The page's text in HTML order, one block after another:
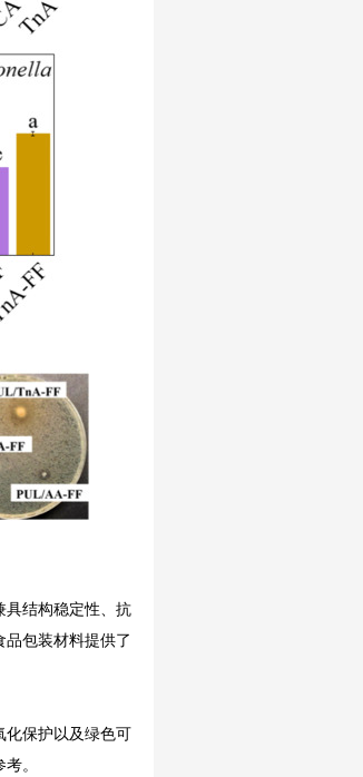
具结构稳定性、抗
包装材料提供了
化保护以及绿色可
。